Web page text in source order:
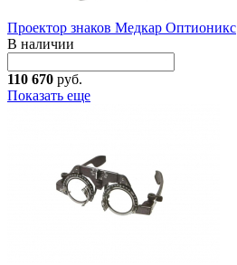
Проектор знаков Медкар Оптионикс
В наличии
110 670 руб.
Показать еще